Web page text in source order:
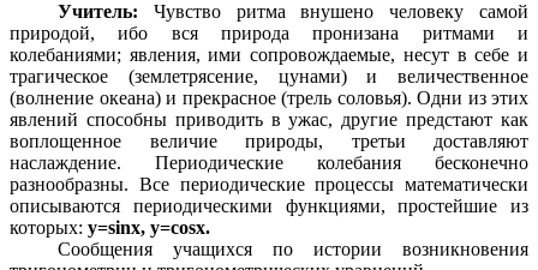
Учитель: Чувство ритма внушено человеку самой
природой, ибо вся природа пронизана ритмами и
колебаниями; явления, ими сопровождаемые, несут в себе и
трагическое (землетрясение, цунами) и величественное
(волнение океана) и прекрасное (трель соловья). Одни из этих
явлений способны приводить в ужас, другие предстают как
воплощенное величие природы, третьи доставляют
наслаждение. Периодические колебания бесконечно
разнообразны. Все периодические процессы математически
описываются периодическими функциями, простейшие из
которых: у=sinx, y=cosx.
Сообщения учащихся по истории возникновения